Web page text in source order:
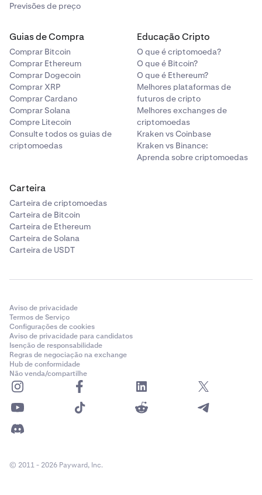
Previsões de preço
Guias de Compra
Comprar Bitcoin
Comprar Ethereum
Comprar Dogecoin
Comprar XRP
Comprar Cardano
Comprar Solana
Compre Litecoin
Consulte todos os guias de
criptomoedas
Educação Cripto
O que é criptomoeda?
O que é Bitcoin?
O que é Ethereum?
Melhores plataformas de
futuros de cripto
Melhores exchanges de
criptomoedas
Kraken vs Coinbase
Kraken vs Binance:
Aprenda sobre criptomoedas
Carteira
Carteira de criptomoedas
Carteira de Bitcoin
Carteira de Ethereum
Carteira de Solana
Carteira de USDT
Aviso de privacidade
Termos de Serviço
Configurações de cookies
Aviso de privacidade para candidatos
Isenção de responsabilidade
Regras de negociação na exchange
Hub de conformidade
Não venda/compartilhe
© 2011 - 2026 Payward, Inc.